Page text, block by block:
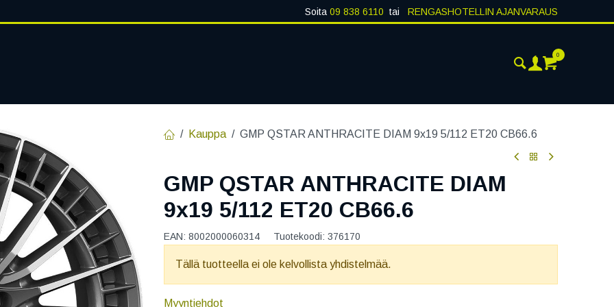
Soita 09 838 6110 tai RENGASHOTELLIN AJANVARAUS
0
Kauppa GMP QSTAR ANTHRACITE DIAM 9x19 5/112 ET20 CB66.6
GMP QSTAR ANTHRACITE DIAM
9x19 5/112 ET20 CB66.6
EAN: 8002000060314 Tuotekoodi: 376170
Tällä tuotteella ei ole kelvollista yhdistelmää.
Myyntiehdot